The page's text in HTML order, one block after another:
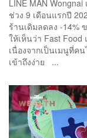
LINE MAN
ช่วง 9 เดือนแรกปี
ร้านเดิมลดลง -
ให้เห็นว่า Fast
เนื่องจากเป็นเมนูที่ค
เข้าถึงง่าย ...